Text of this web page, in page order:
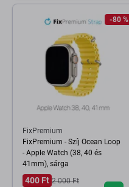
-80 %
FixPremium
FixPremium - Szíj Ocean Loop
- Apple Watch (38, 40 és
41mm), sárga
400 Ft 2 000 Ft